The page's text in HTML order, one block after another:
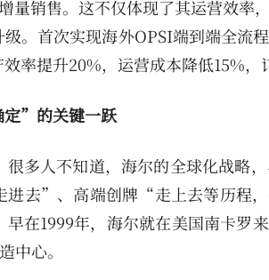
量销售。这不仅体现了其运营效率
。首次实现海外OPSI端到端全流
提升20%，运营成本降低15%，
”的关键一跃
多人不知道，海尔的全球化战略
去”、高端创牌“走上去等历程，
在1999年，海尔就在美国南卡罗
中心。